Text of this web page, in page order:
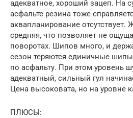
адекватное, хороший зацеп. На
асфальте резина тоже
аквапланирование отсутствует.
средняя, что позволяет не
поворотах. Шипов много, и
сезон теряются единичные
по асфальту. При этом уровень
адекватный, сильный гул
Цена высоковата, но на уровне
ПЛЮСЫ: